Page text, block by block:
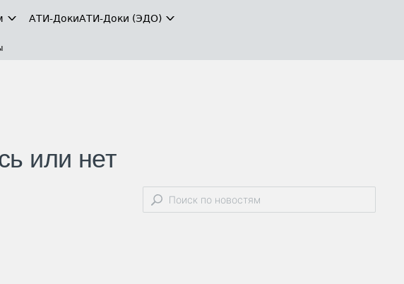
АТИ-ДокиАТИ-Доки (ЭДО)
или нет